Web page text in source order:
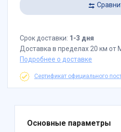
Срок доставки: 1-3 дня
Доставка в пределах 20 км
Подробнее о доставке
Сертификат официального
Основные параметры